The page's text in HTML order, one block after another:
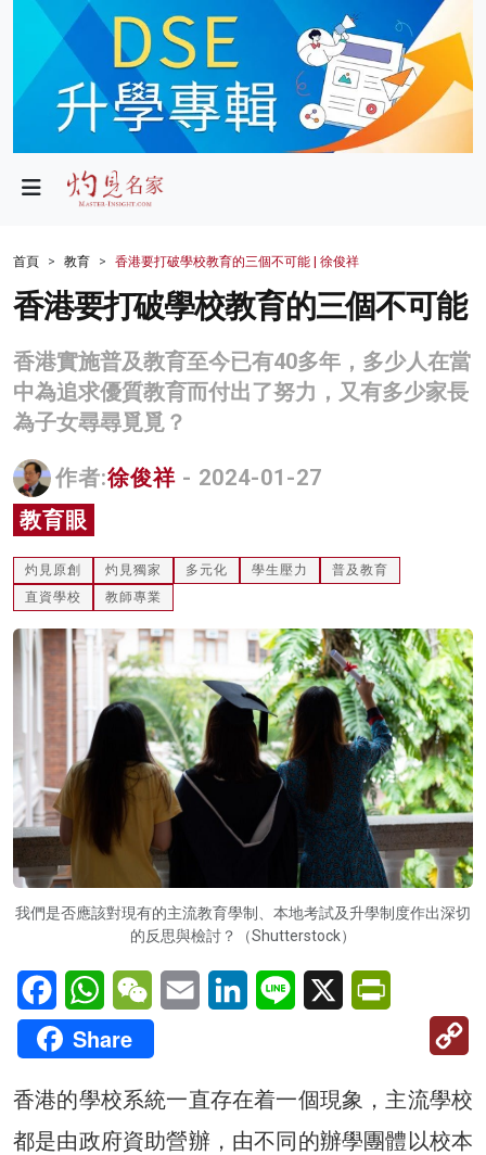
政局
財經
生活
商業
科技
影片
名家榜
灼見活動
關於我們
首頁 教育 香港要打破學校教育的三個不可能 | 徐俊祥
香港要打破學校教育的三個不可能
香港實施普及教育至今已有40多年，多少人在當
中為追求優質教育而付出了努力，又有多少家長
為子女尋尋覓覓？
作者:徐俊祥 - 2024-01-27
教育眼
灼見原創 灼見獨家 多元化 學生壓力
普及教育
直資學校
教師專業
我們是否應該對現有的主流教育學制、本地考試及升學制度作出深切
的反思與檢討？（Shutterstock）
FacebookWhatsAppWeChatEmail LinkedInLine X
Share
香港的學校系統一直存在着一個現象，主流學校
都是由政府資助營辦，由不同的辦學團體以校本